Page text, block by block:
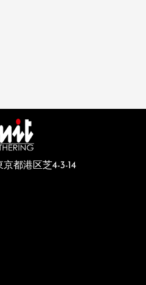
京都港区芝4-3-14